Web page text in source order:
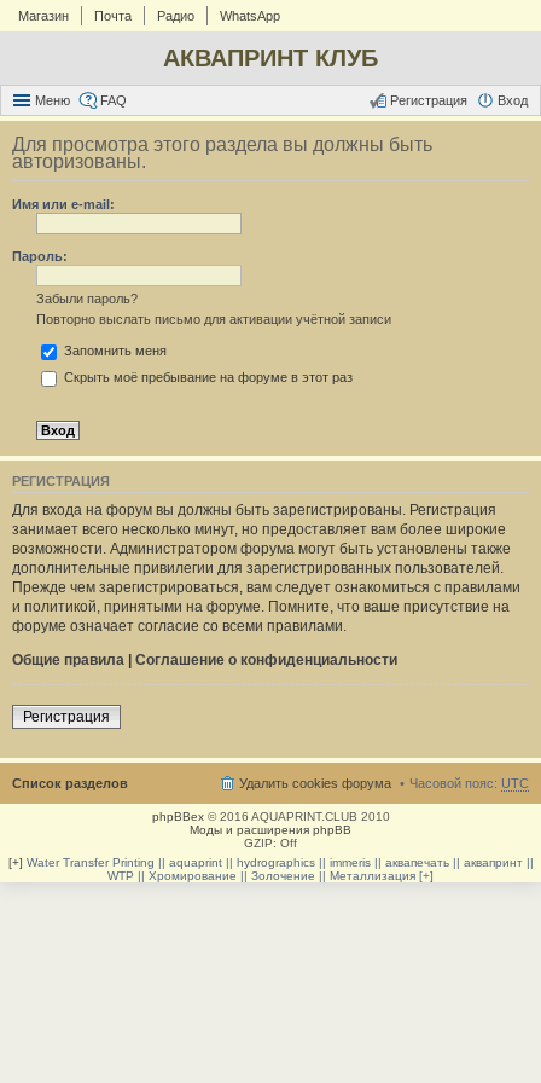
Магазин Почта Радио WhatsApp
АКВАПРИНТ КЛУБ
Меню FAQ Вход
Регистрация
Для просмотра этого раздела вы должны быть
авторизованы.
Имя или e-mail:
Пароль:
Забыли пароль?
Повторно выслать письмо для активации учётной записи
Запомнить меня
Скрыть моё пребывание на форуме в этот раз
РЕГИСТРАЦИЯ
Для входа на форум вы должны быть зарегистрированы. Регистрация
занимает всего несколько минут, но предоставляет вам более широкие
возможности. Администратором форума могут быть установлены также
дополнительные привилегии для зарегистрированных пользователей.
Прежде чем зарегистрироваться, вам следует ознакомиться с правилами
и политикой, принятыми на форуме. Помните, что ваше присутствие на
форуме означает согласие со всеми правилами.
Общие правила | Соглашение о конфиденциальности
Регистрация
Список разделов Часовой пояс: UTC
Удалить cookies форума
phpBBex© 2016 AQUAPRINT.CLUB 2010
Моды и расширения phpBB
GZIP: Off
[+] Water Transfer Printing || aquaprint || hydrographics || immeris || аквапечать || аквапринт ||
WTP || Хромирование || Золочение || Металлизация [+]